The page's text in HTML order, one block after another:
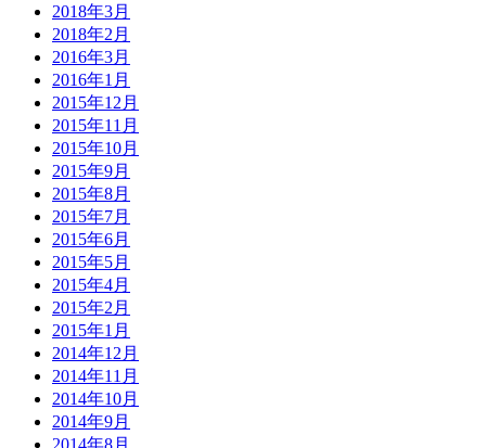
2018年3月
2018年2月
2016年3月
2016年1月
2015年12月
2015年11月
2015年10月
2015年9月
2015年8月
2015年7月
2015年6月
2015年5月
2015年4月
2015年2月
2015年1月
2014年12月
2014年11月
2014年10月
2014年9月